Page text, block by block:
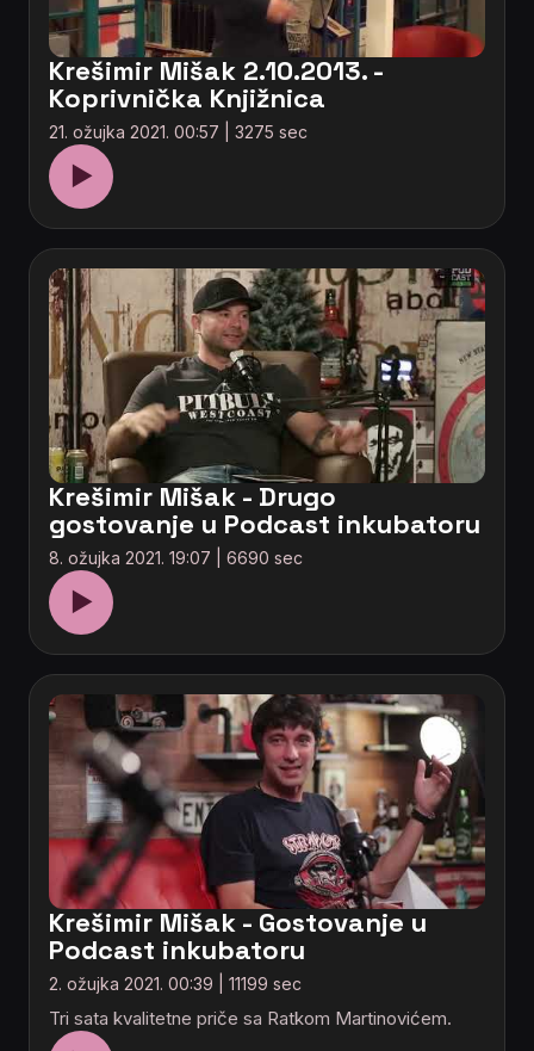
Krešimir Mišak 2.10.2013. -
Koprivnička Knjižnica
21. ožujka 2021. 00:57 | 3275 sec
▶
Krešimir Mišak - Drugo
gostovanje u Podcast inkubatoru
8. ožujka 2021. 19:07 | 6690 sec
▶
Krešimir Mišak - Gostovanje u
Podcast inkubatoru
2. ožujka 2021. 00:39 | 11199 sec
Tri sata kvalitetne priče sa Ratkom Martinovićem.